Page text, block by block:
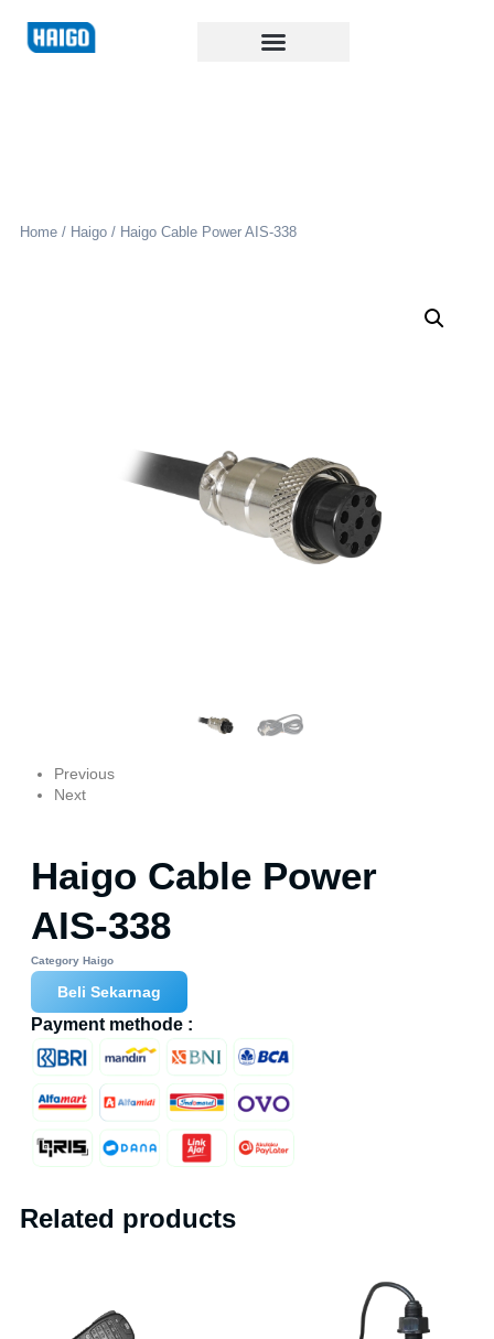
Home / Haigo / Haigo Cable Power AIS-338
Previous
Next
Haigo Cable Power
AIS-338
Category Haigo
Beli Sekarnag
Payment methode :
Related products